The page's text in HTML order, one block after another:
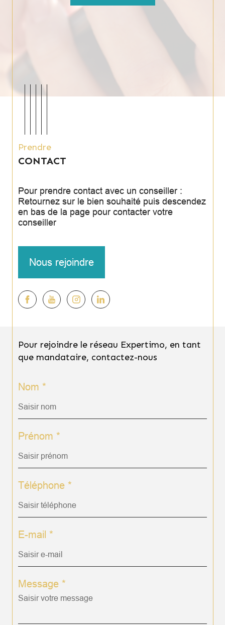
Pour rejoindre le réseau Expertimo, en tant
que mandataire, contactez-nous
Nom *
Prénom *
Téléphone *
E-mail *
Message *
Prendre
CONTACT
Pour prendre contact avec un conseiller :
Retournez sur le bien souhaité puis descendez
en bas de la page pour contacter votre
conseiller
Nous rejoindre